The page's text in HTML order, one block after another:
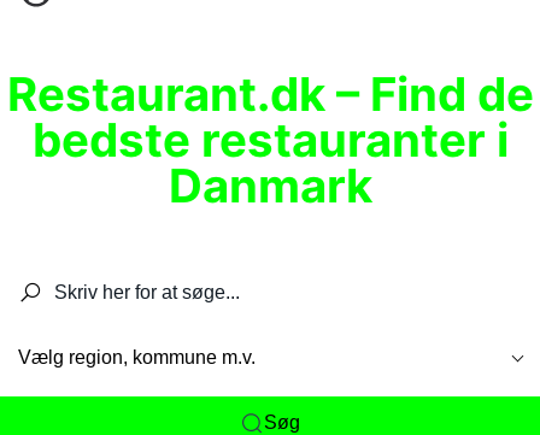
Restaurant.dk – Find de
bedste restauranter i
Danmark
Vælg region, kommune m.v.
Søg